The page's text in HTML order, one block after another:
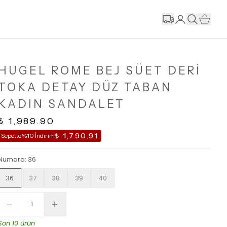
ROME BEJ SÜET DERİ
DETAY DÜZ TABAN
SANDALET
1,989.90
Sepette %10 İndirim₺ 1,790.91
: 36
36
37 38 39 40
10 ürün